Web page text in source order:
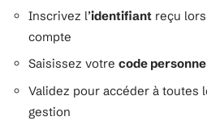
Inscrivez l’identifiant reçu
compte
Saisissez votre code
Validez pour accéder à toutes
gestion